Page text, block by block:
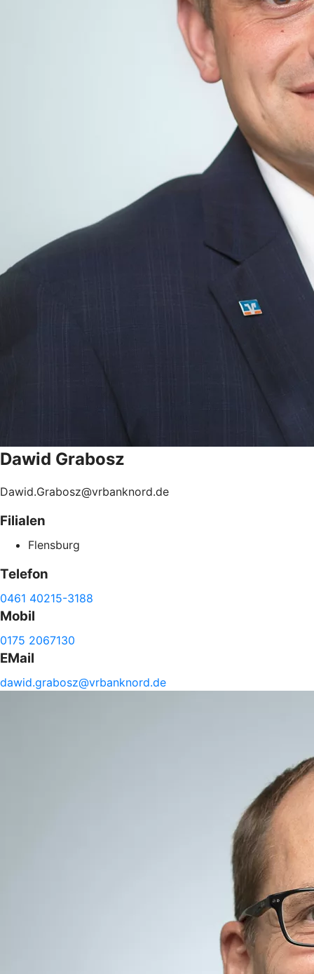
Dawid Grabosz
Dawid.Grabosz@vrbanknord.de
Filialen
Flensburg
Telefon
0461 40215-3188
Mobil
0175 2067130
EMail
dawid.grabosz@vrbanknord.de